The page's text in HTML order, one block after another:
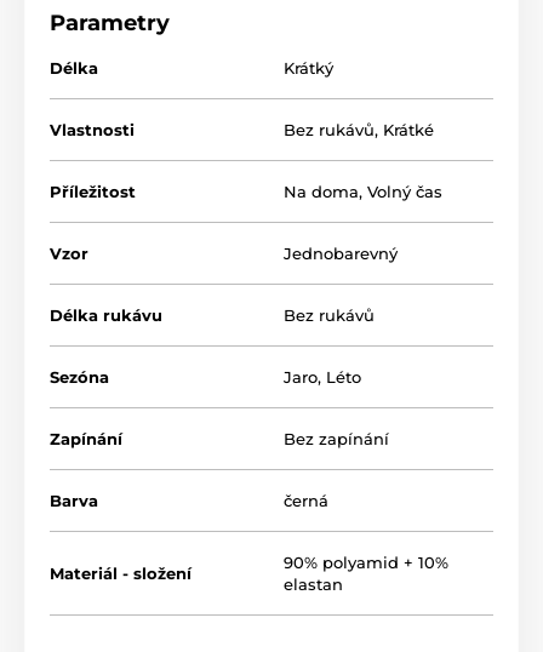
Parametry
Délka Krátký
Vlastnosti Bez rukávů, Krátké
Příležitost Na doma, Volný čas
Vzor Jednobarevný
Délka rukávu Bez rukávů
Sezóna Jaro, Léto
Zapínání Bez zapínání
Barva černá
Materiál - složení
90% polyamid + 10%
elastan